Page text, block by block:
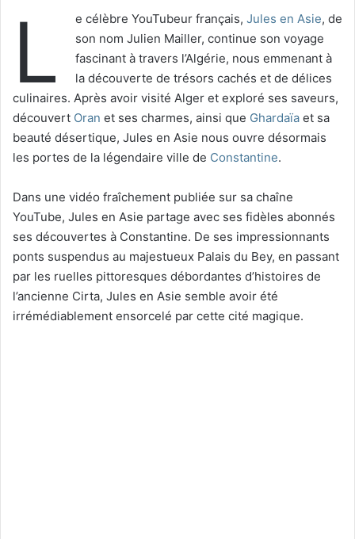
L e célèbre YouTubeur français, Jules en Asie, de
son nom Julien Mailler, continue son voyage
fascinant à travers l’Algérie, nous emmenant à
la découverte de trésors cachés et de délices
culinaires. Après avoir visité Alger et exploré ses saveurs,
découvert Oran et ses charmes, ainsi que Ghardaïa et sa
beauté désertique, Jules en Asie nous ouvre désormais
les portes de la légendaire ville de Constantine.
Dans une vidéo fraîchement publiée sur sa chaîne
YouTube, Jules en Asie partage avec ses fidèles abonnés
ses découvertes à Constantine. De ses impressionnants
ponts suspendus au majestueux Palais du Bey, en passant
par les ruelles pittoresques débordantes d’histoires de
l’ancienne Cirta, Jules en Asie semble avoir été
irrémédiablement ensorcelé par cette cité magique.